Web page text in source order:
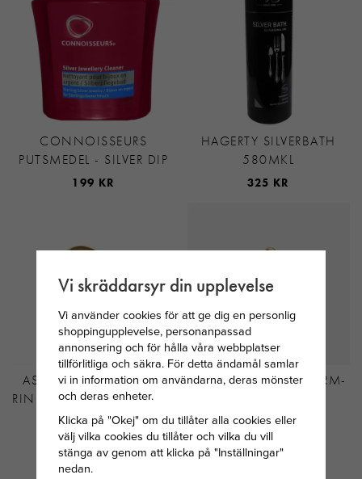
CONNOISSEURS
PUTSMEDEL - SILVER DIP
199 KR
HAGERTY SILVERBATH
580MKL
325 KR
ASTRID&AGNES ALINA
RING GULDPLÄTERAT STÅL
THOMAS SABO CHARM-
BOKSTAVEN E
CONNECT
GULDPLÄTERAD
Vi skräddarsyr din upplevelse
Vi använder cookies för att ge dig en personlig
shoppingupplevelse, personanpassad
annonsering och för hålla våra webbplatser
tillförlitliga och säkra. För detta ändamål samlar
vi in information om användarna, deras mönster
och deras enheter.
Klicka på "Okej" om du tillåter alla cookies eller
välj vilka cookies du tillåter och vilka du vill
stänga av genom att klicka på "Inställningar"
nedan.